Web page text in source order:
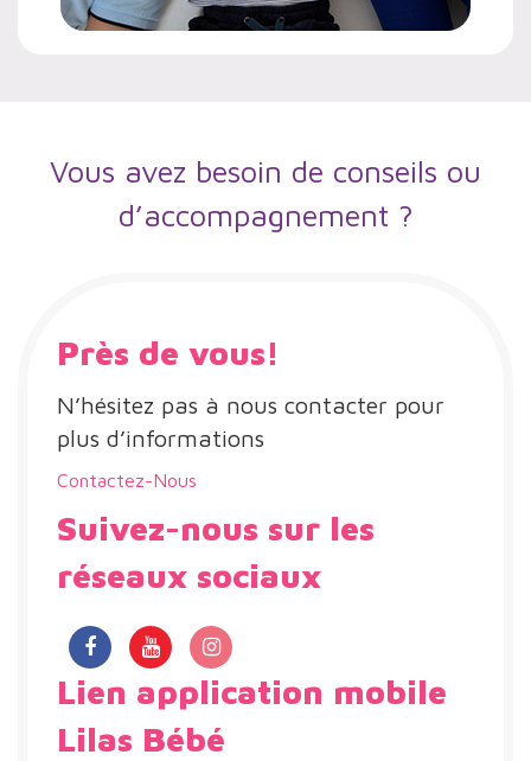
Vous avez besoin de conseils ou
d’accompagnement ?
Près de vous!
N’hésitez pas à nous contacter pour
plus d’informations
Contactez-Nous
Suivez-nous sur les
réseaux sociaux
Lien application mobile
Lilas Bébé